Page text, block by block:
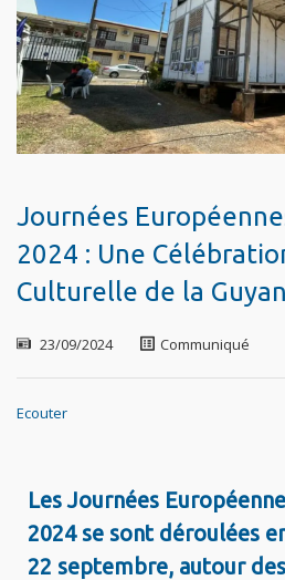
Journées
2024 : Une
Culturelle de la
23/09/2024 Communiqué
Ecouter
Les Journées
2024 se sont déroulées
22 septembre, autour